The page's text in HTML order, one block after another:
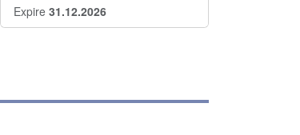
Expire 31.12.2026